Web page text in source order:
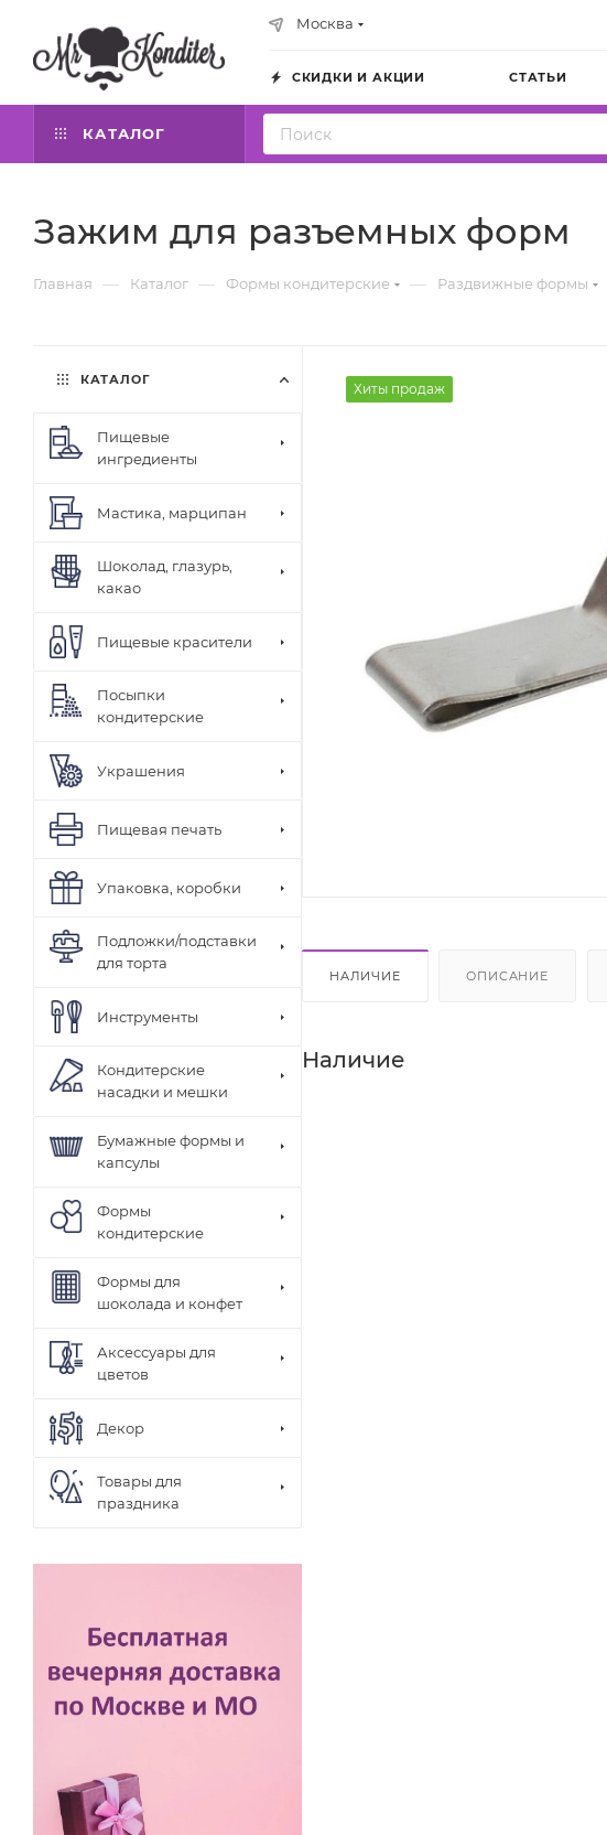
Москва
СКИДКИ И АКЦИИ СТАТЬИ
КАТАЛОГ
Зажим для разъемных форм
Главная — Каталог — Формы кондитерские — Раздвижные формы
Хиты продаж
НАЛИЧИЕ ОПИСАНИЕ
Наличие
КАТАЛОГ
Пищевые
ингредиенты
Мастика, марципан
Шоколад, глазурь,
какао
Пищевые красители
Посыпки
кондитерские
Украшения
Пищевая печать
Упаковка, коробки
Подложки/подставки
для торта
Инструменты
Кондитерские
насадки и мешки
Бумажные формы и
капсулы
Формы
кондитерские
Формы для
шоколада и конфет
Аксессуары для
цветов
Декор
Товары для
праздника